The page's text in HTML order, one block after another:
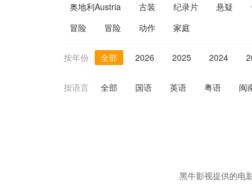
奥地利Austria
古装 纪录片 悬疑
冒险
冒险 动作 家庭
按年份 全部 2026 2025 2024
按语言 全部 国语 英语 粤语 闽
黑牛影视提供的电